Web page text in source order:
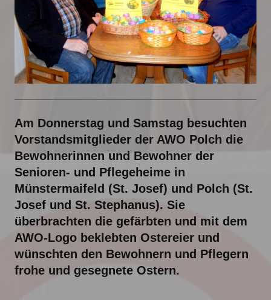
Am Donnerstag und Samstag besuchten
Vorstandsmitglieder der AWO Polch die
Bewohnerinnen und Bewohner der
Senioren- und Pflegeheime in
Münstermaifeld (St. Josef) und Polch (St.
Josef und St. Stephanus). Sie
überbrachten die gefärbten und mit dem
AWO-Logo beklebten Ostereier und
wünschten den Bewohnern und Pflegern
frohe und gesegnete Ostern.